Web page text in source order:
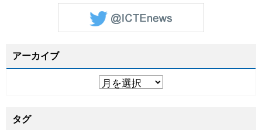
アーカイブ
タグ